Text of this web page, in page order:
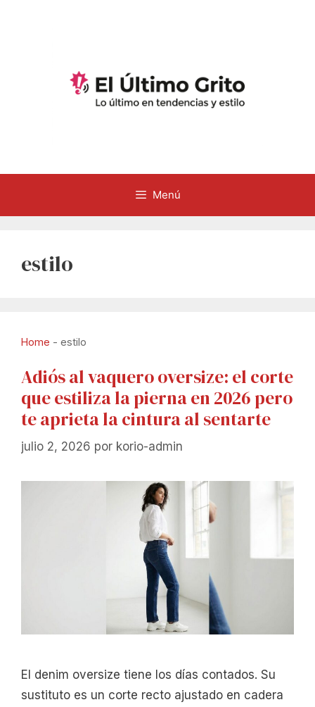
Menú
estilo
Home - estilo
Adiós al vaquero oversize: el corte
que estiliza la pierna en 2026 pero
te aprieta la cintura al sentarte
julio 2, 2026 por korio-admin
El denim oversize tiene los días contados. Su
sustituto es un corte recto ajustado en cadera